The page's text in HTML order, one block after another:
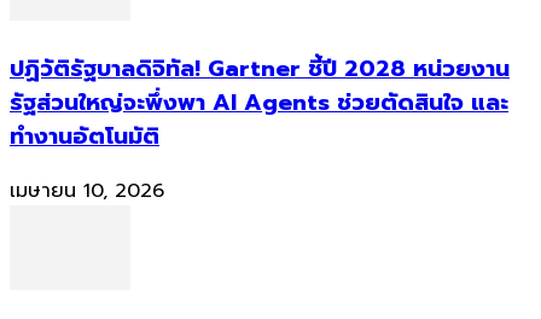
ปฏิวัติรัฐบาลดิจิทัล! Gartner ชี้ปี 2028 หน่วยงาน
รัฐส่วนใหญ่จะพึ่งพา AI Agents ช่วยตัดสินใจ และ
ทำงานอัตโนมัติ
เมษายน 10, 2026